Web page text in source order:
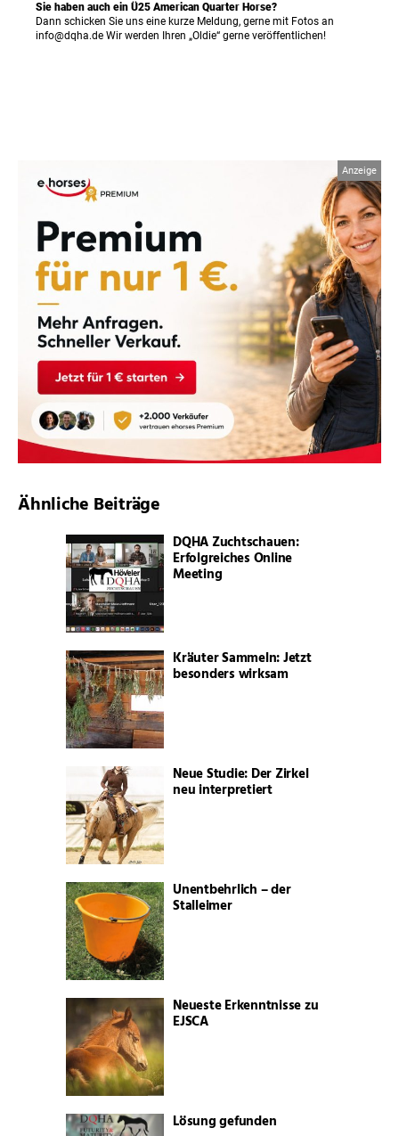
Sie haben auch ein Ü25 American Quarter Horse?
Dann schicken Sie uns eine kurze Meldung, gerne mit Fotos an
info@dqha.de Wir werden Ihren „Oldie“ gerne veröffentlichen!
Ähnliche Beiträge
DQHA Zuchtschauen:
Erfolgreiches Online
Meeting
Kräuter Sammeln: Jetzt
besonders wirksam
Neue Studie: Der Zirkel
neu interpretiert
Unentbehrlich – der
Stalleimer
Neueste Erkenntnisse zu
EJSCA
Lösung gefunden